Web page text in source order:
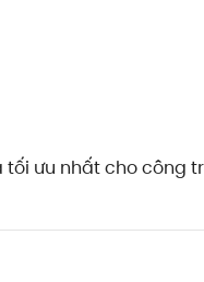
ưu nhất cho công